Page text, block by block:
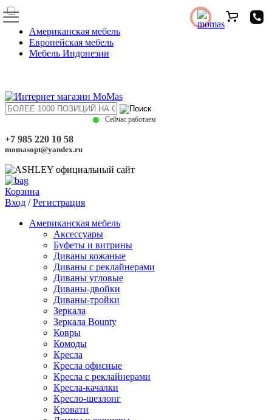
Американская мебель
Европейская мебель
Мебель Индонезии
Сейчас работаем
+7 985 220 10 58
momasopt@yandex.ru
Корзина
Вход /Регистрация
Американская мебель
Аксессуары
Буфеты и витрины
Диваны кожаные
Диваны с реклайнерами
Диваны угловые
Диваны-двойки
Диваны-тройки
Зеркала
Зеркала Bounty
Ковры
Комоды
Кресла
Кресла офисные
Кресла с реклайнерами
Кресла-качалки
Кресло-шезлонг
Кровати